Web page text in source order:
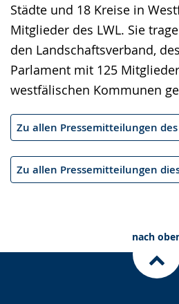
Städte und 18 Kreise in
Mitglieder des LWL. Sie
den Landschaftsverband,
Parlament mit 125
westfälischen Kommunen
Zu allen Pressemitteilungen des
Zu allen Pressemitteilungen
nach